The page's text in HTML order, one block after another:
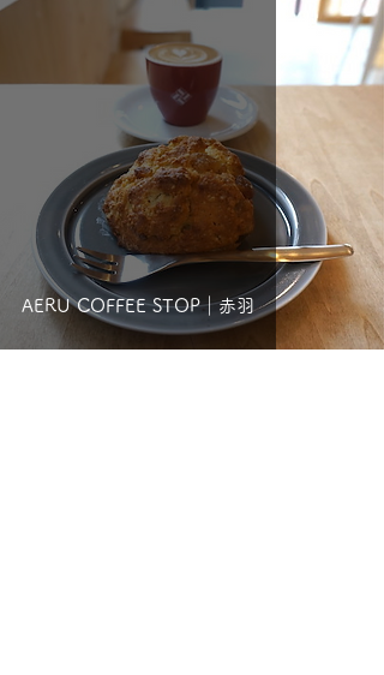
AERU COFFEE STOP｜赤羽